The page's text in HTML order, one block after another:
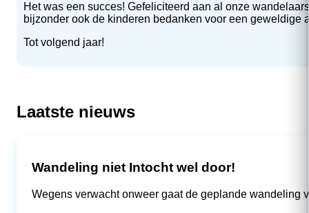
Het was een succes! Gefeliciteerd aan al onze
bijzonder ook de kinderen bedanken voor een geweldige
Tot volgend jaar!
Laatste nieuws
Wandeling niet Intocht wel door!
Wegens verwacht onweer gaat de geplande wandeling